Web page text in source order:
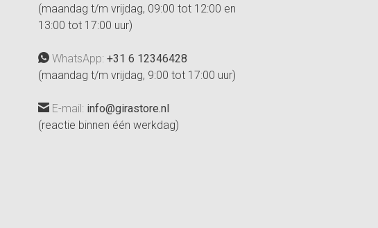
(maandag t/m vrijdag, 09:00 tot 12:00 en
13:00 tot 17:00 uur)
WhatsApp: +31 6 12346428
(maandag t/m vrijdag, 9:00 tot 17:00 uur)
E-mail: info@girastore.nl
(reactie binnen één werkdag)